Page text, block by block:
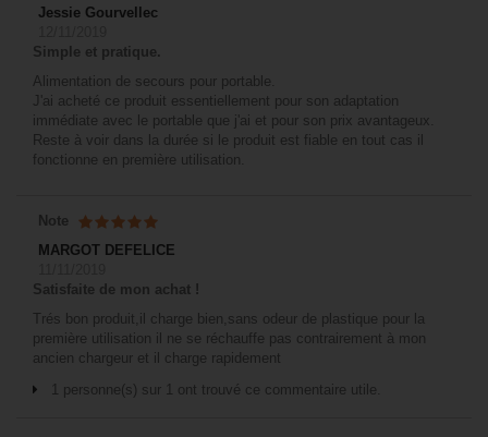
Jessie Gourvellec
Simple et pratique.
Alimentation de secours pour portable.
J'ai acheté ce produit essentiellement pour son adaptation
immédiate avec le portable que j'ai et pour son prix avantageux.
Reste à voir dans la durée si le produit est fiable en tout cas il
fonctionne en première utilisation.
Note
MARGOT DEFELICE
Satisfaite de mon achat !
Trés bon produit,il charge bien,sans odeur de plastique pour la
première utilisation il ne se réchauffe pas contrairement à mon
ancien chargeur et il charge rapidement
1 personne(s) sur 1 ont trouvé ce commentaire utile.